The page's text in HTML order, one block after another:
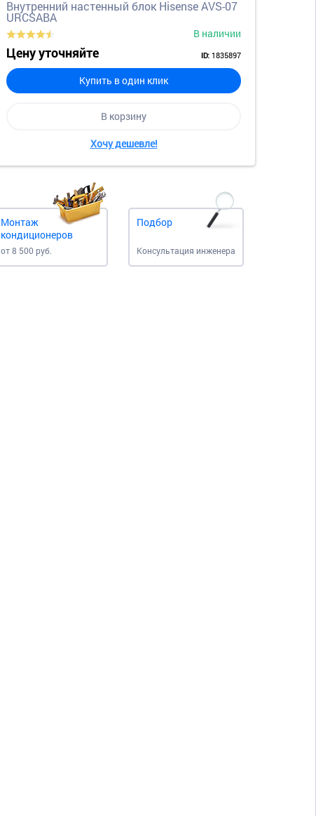
Внутренний настенный блок Hisense AVS-07
URCSABA
В наличии
Цену уточняйте ID: 1835897
Купить в один клик
В корзину
Хочу дешевле!
Монтаж
кондиционеров
от 8 500 руб.
Подбор
Консультация инженера